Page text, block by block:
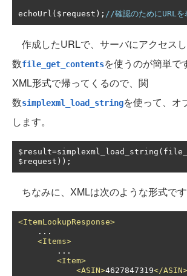
echoUrl ( $request ); //確認のためにURLを
作成したURLで、サーバにアクセス
数file_get_contentsを使うのが簡単で
XML形式で帰ってくるので、関
数simplexml_load_stringを使って、オ
します。
$result=simplexml_load_string (
$request ));
ちなみに、XMLは次のような形式です
<ItemLookupResponse>
<Items>
<Item>
<ASIN>4627847319</ASIN>